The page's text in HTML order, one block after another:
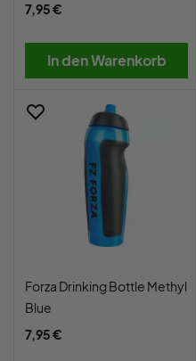
7,95 €
In den Warenkorb
Forza Drinking Bottle Methyl
Blue
7,95 €